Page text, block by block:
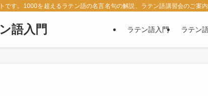
です。1000を超えるラテン語の名言名句の解説、ラテン語講習会のご
語入門 ラテン語入門 ラテン